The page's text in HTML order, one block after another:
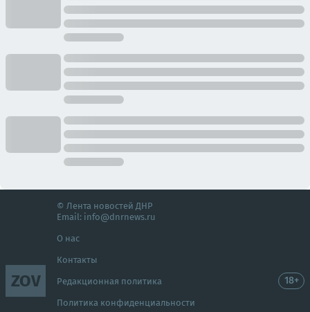
ZOV
© Лента новостей ДНР
Email: info@dnrnews.ru
О нас
Контакты
Редакционная политика
Политика конфиденциальности
18+